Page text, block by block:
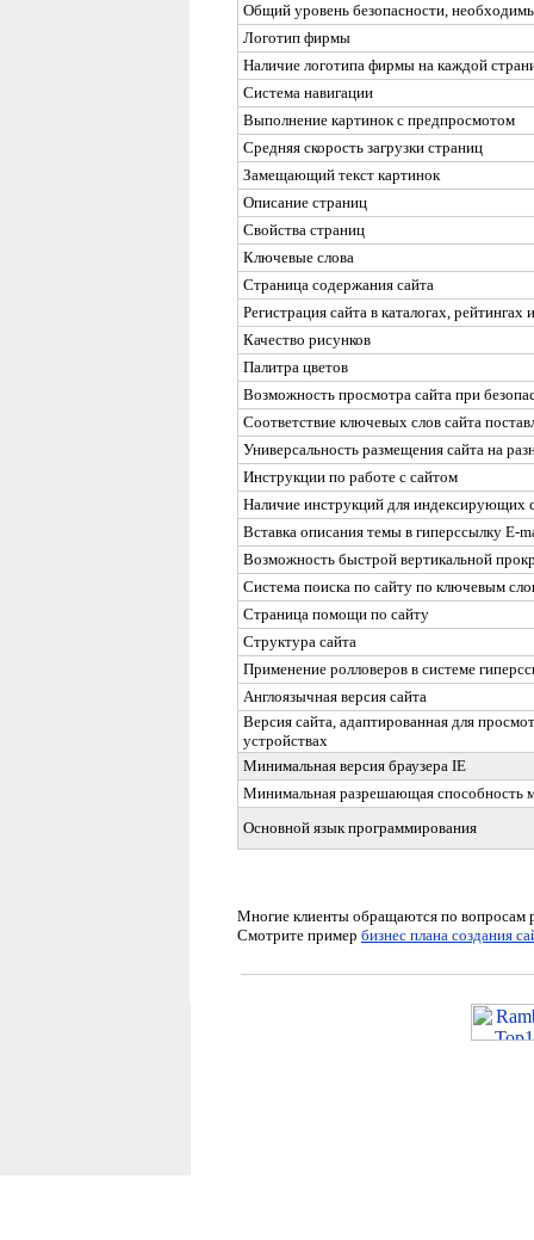
Общий уровень безопасности,
Логотип фирмы
Наличие логотипа фирмы на каждой
Система навигации
Выполнение картинок с предпросмотом
Средняя скорость загрузки страниц
Замещающий текст картинок
Описание страниц
Свойства страниц
Ключевые слова
Страница содержания сайта
Регистрация сайта в каталогах,
Качество рисунков
Палитра цветов
Возможность просмотра сайта при
Соответствие ключевых слов сайта
Универсальность размещения сайта на
Инструкции по работе с сайтом
Наличие инструкций для индексирующих
Вставка описания темы в гиперссылку E-
Возможность быстрой вертикальной
Система поиска по сайту по ключевым
Страница помощи по сайту
Структура сайта
Применение ролловеров в системе
Англоязычная версия сайта
Версия сайта, адаптированная для
устройствах
Минимальная версия браузера IE
Минимальная разрешающая способность
Основной язык программирования
Многие клиенты обращаются по вопросам
Смотрите пример бизнес плана создания